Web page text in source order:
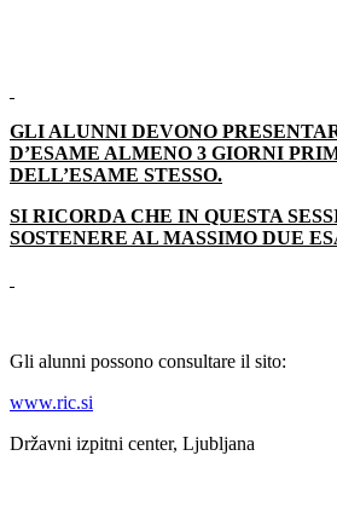
GLI ALUNNI DEVONO
D’ESAME ALMENO 3 GIORNI
DELL’ESAME STESSO.
SI RICORDA CHE IN QUESTA
SOSTENERE AL MASSIMO DUE
Gli alunni possono consultare il sito:
www.ric.si
Državni izpitni center, Ljubljana